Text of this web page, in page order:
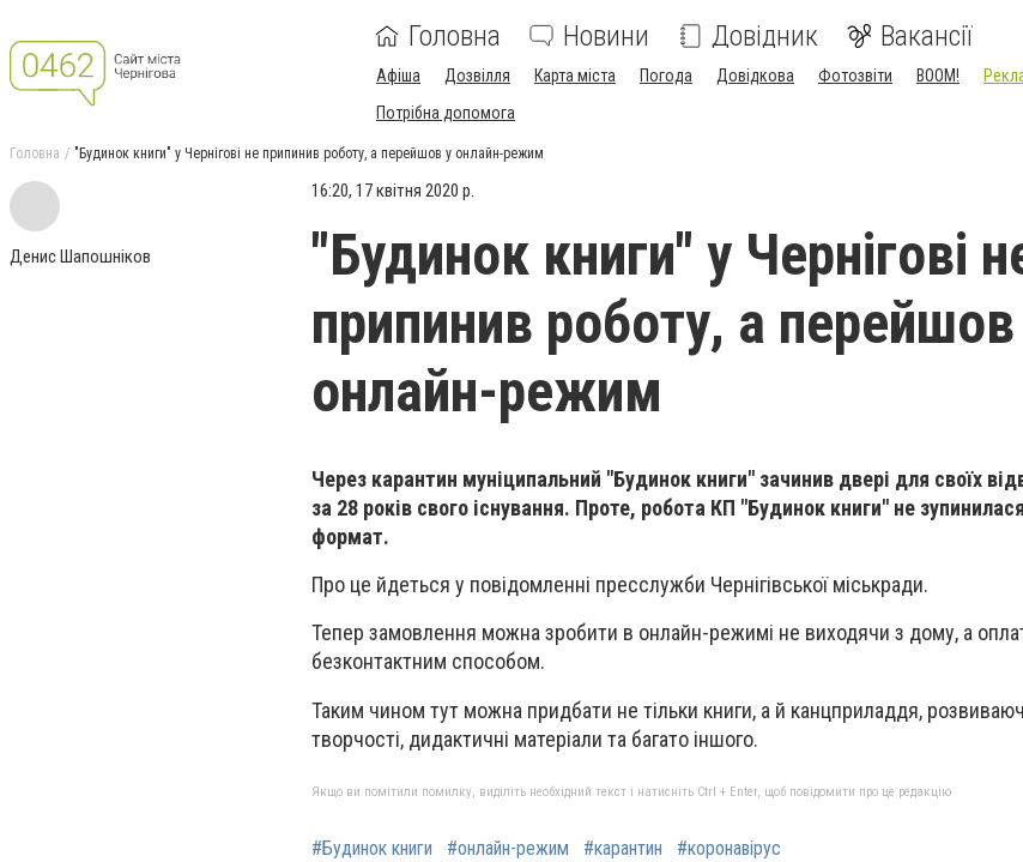
Головна Новини Довідник Вакансії
Афіша Дозвілля Карта міста Погода Довідкова Фотозвіти BOOM!
Потрібна допомога
Головна "Будинок книги" у Чернігові не припинив роботу, а перейшов у онлайн-режим
Денис Шапошніков
16:20, 17 квітня 2020 р.
"Будинок книги" у Чернігові
припинив роботу, а
онлайн-режим
Через карантин муніципальний "Будинок книги" зачинив двері для своїх
за 28 років свого існування. Проте, робота КП "Будинок книги" не
формат.
Про це йдеться у повідомленні пресслужби Чернігівської міськради.
Тепер замовлення можна зробити в онлайн-режимі не виходячи з дому, а
безконтактним способом.
Таким чином тут можна придбати не тільки книги, а й канцприладдя,
творчості, дидактичні матеріали та багато іншого.
Якщо ви помітили помилку, виділіть необхідний текст і натисніть Ctrl + Enter, щоб повідомити про це редакцію
#Будинок книги #онлайн-режим #карантин #коронавірус